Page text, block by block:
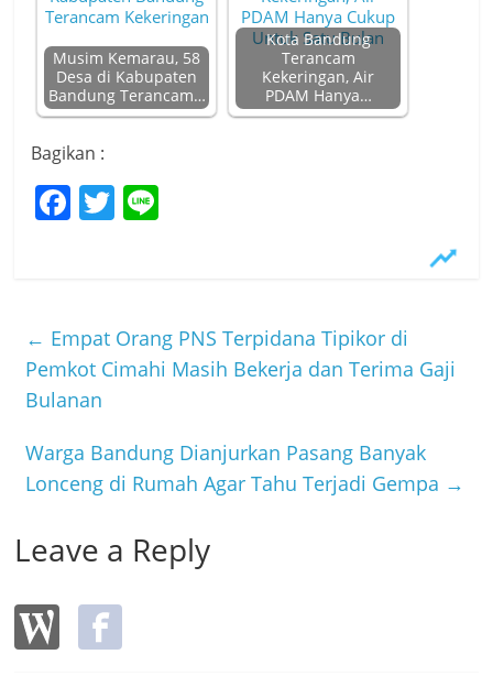
Musim Kemarau, 58
Desa di Kabupaten
Bandung Terancam…
Kota Bandung
Terancam
Kekeringan, Air
PDAM Hanya…
Bagikan :
F
b
o
o
k
T
← Empat Orang PNS Terpidana Tipikor di
Pemkot Cimahi Masih Bekerja dan Terima Gaji
Bulanan
Warga Bandung Dianjurkan Pasang Banyak
Lonceng di Rumah Agar Tahu Terjadi Gempa →
Leave a Reply